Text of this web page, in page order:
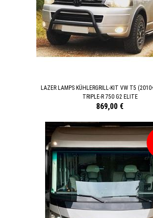
LAZER LAMPS KÜHLERGRILL-KIT VW T5
TRIPLE-R 750 G2 ELITE
869,00 €